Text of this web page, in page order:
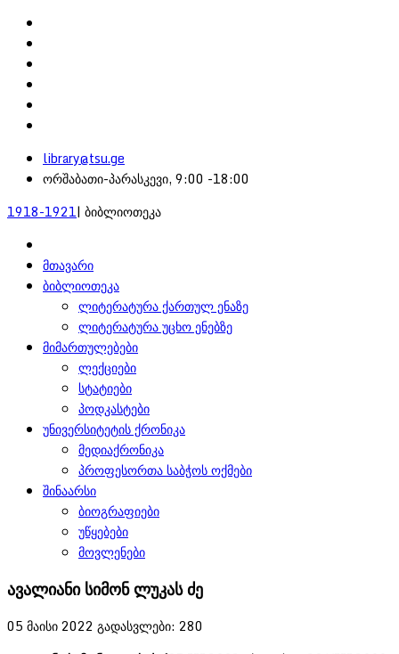
library@tsu.ge
ორშაბათი-პარასკევი, 9:00 -18:00
1918-1921| ბიბლიოთეკა
მთავარი
ბიბლიოთეკა
ლიტერატურა ქართულ ენაზე
ლიტერატურა უცხო ენებზე
მიმართულებები
ლექციები
სტატიები
პოდკასტები
უნივერსიტეტის ქრონიკა
მედიაქრონიკა
პროფესორთა საბჭოს ოქმები
შინაარსი
ბიოგრაფიები
უწყებები
მოვლენები
ავალიანი სიმონ ლუკას ძე
05 მაისი 2022 გადასვლები: 280